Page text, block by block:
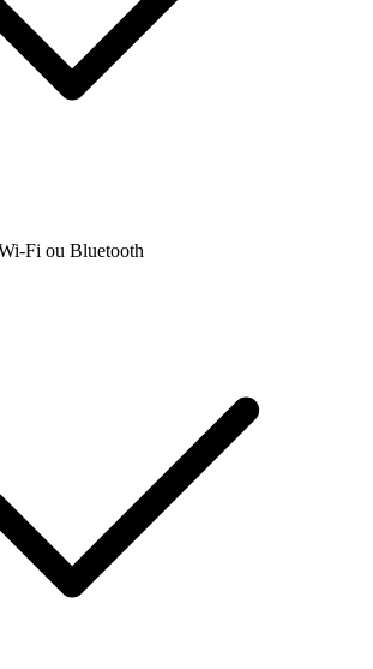
Fi ou Bluetooth